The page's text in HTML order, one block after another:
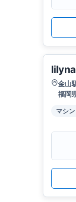
金山
福岡
マシ